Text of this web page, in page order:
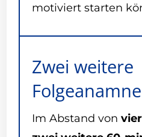
motiviert starten
Zwei weitere
Im Abstand von